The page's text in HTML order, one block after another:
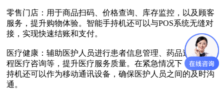
零售门店‌：用于商品扫码、价格查询、库存监控，以及顾客
服务，提升购物体验。智能手持机还可以与POS系统无缝对
接，实现快速结账和支付。
医疗健康‌：辅助医护人员进行患者信息管理、药品追踪、远
程医疗咨询等，提升医疗服务质量。在紧急情况下，智能手
持机还可以作为移动通讯设备，确保医护人员之间的及时沟
通。